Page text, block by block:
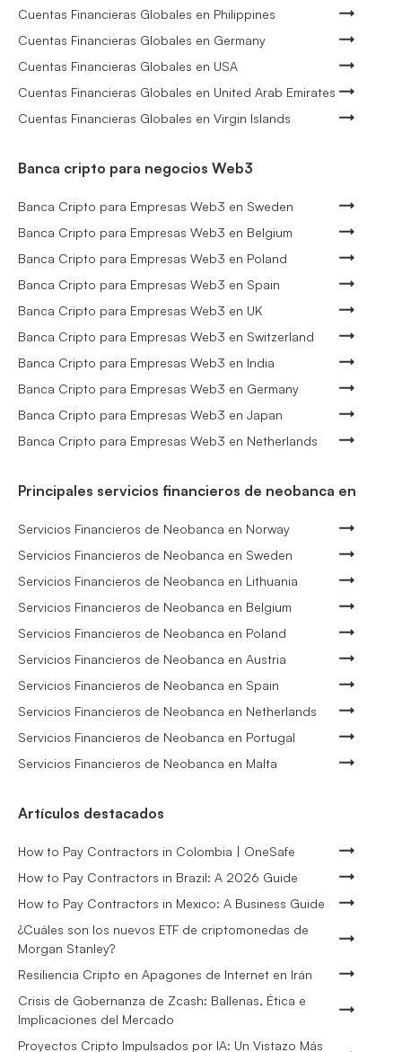
Cuentas Financieras Globales en Philippines
Cuentas Financieras Globales en Germany
Cuentas Financieras Globales en USA
Cuentas Financieras Globales en United Arab Emirates
Cuentas Financieras Globales en Virgin Islands
Banca cripto para negocios Web3
Banca Cripto para Empresas Web3 en Sweden
Banca Cripto para Empresas Web3 en Belgium
Banca Cripto para Empresas Web3 en Poland
Banca Cripto para Empresas Web3 en Spain
Banca Cripto para Empresas Web3 en UK
Banca Cripto para Empresas Web3 en Switzerland
Banca Cripto para Empresas Web3 en India
Banca Cripto para Empresas Web3 en Germany
Banca Cripto para Empresas Web3 en Japan
Banca Cripto para Empresas Web3 en Netherlands
Principales servicios financieros de neobanca en
Servicios Financieros de Neobanca en Norway
Servicios Financieros de Neobanca en Sweden
Servicios Financieros de Neobanca en Lithuania
Servicios Financieros de Neobanca en Belgium
Servicios Financieros de Neobanca en Poland
Servicios Financieros de Neobanca en Austria
Servicios Financieros de Neobanca en Spain
Servicios Financieros de Neobanca en Netherlands
Servicios Financieros de Neobanca en Portugal
Servicios Financieros de Neobanca en Malta
Artículos destacados
How to Pay Contractors in Colombia | OneSafe
How to Pay Contractors in Brazil: A 2026 Guide
How to Pay Contractors in Mexico: A Business Guide
¿Cuáles son los nuevos ETF de criptomonedas de
Morgan Stanley?
Resiliencia Cripto en Apagones de Internet en Irán
Crisis de Gobernanza de Zcash: Ballenas, Ética e
Implicaciones del Mercado
Proyectos Cripto Impulsados por IA: Un Vistazo Más